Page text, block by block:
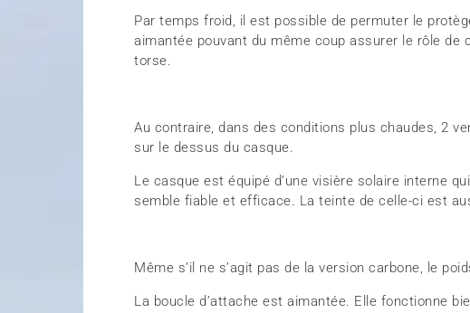
Par temps froid, il est possible de permuter le
aimantée pouvant du même coup assurer le rôle de
torse.
Au contraire, dans des conditions plus chaudes, 2
sur le dessus du casque.
Le casque est équipé d’une visière solaire interne
semble fiable et efficace. La teinte de celle-ci est
Même s’il ne s’agit pas de la version carbone, le
La boucle d’attache est aimantée. Elle fonctionne